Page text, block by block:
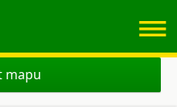
≡
mapu